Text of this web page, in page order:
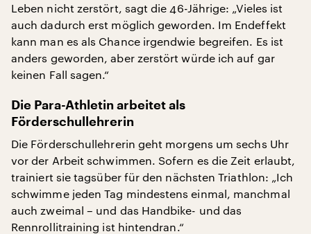
Leben nicht zerstört, sagt die 46-Jährige: „Vieles ist
auch dadurch erst möglich geworden. Im Endeffekt
kann man es als Chance irgendwie begreifen. Es ist
anders geworden, aber zerstört würde ich auf gar
keinen Fall sagen.“
Die Para-Athletin arbeitet als
Förderschullehrerin
Die Förderschullehrerin geht morgens um sechs Uhr
vor der Arbeit schwimmen. Sofern es die Zeit erlaubt,
trainiert sie tagsüber für den nächsten Triathlon: „Ich
schwimme jeden Tag mindestens einmal, manchmal
auch zweimal – und das Handbike- und das
Rennrollitraining ist hintendran.“